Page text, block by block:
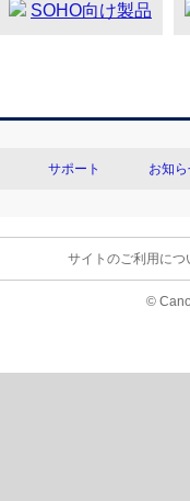
SOHO向け製品
サポート お知
サイトのご利用につ
©